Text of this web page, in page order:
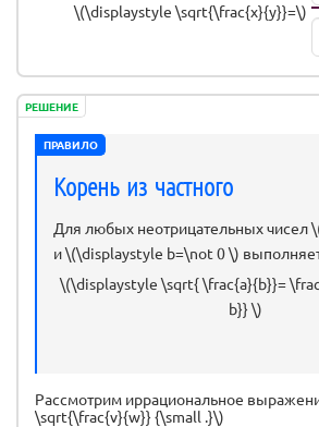
\(\displaystyle \sqrt{\frac{x}{y}}=\)
РЕШЕНИЕ
ПРАВИЛО
Корень из частного
Для любых неотрицательных чисел
и \(\displaystyle b=\not 0 \)
\(\displaystyle \sqrt{ \frac{a}{b}}=
b}} \)
Рассмотрим иррациональное
\sqrt{\frac{v}{w}} {\small .}\)